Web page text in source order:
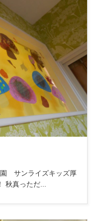
サンライズキッズ厚
秋真っただ...